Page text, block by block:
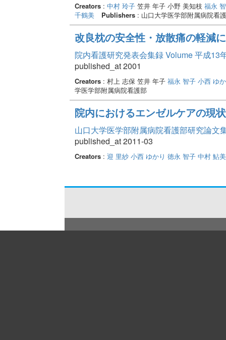
Creators: 中村 玲子笠井 年子 小野 美知枝 福永
千鶴美
Publishers: 山口大学医学部附属病院看
改良枕の安全性・放散痛の軽減
院内看護研究発表会集録 Volume 平成13
published_at 2001
Creators: 村上 志保 笠井 年子 福永 智子 小西 ゆ
学医学部附属病院看護部
院内におけるエンゼルケアの現状
山口大学医学部附属病院看護部研究論文
published_at 2011-03
Creators: 迎 里紗 小西 ゆかり 徳永 智子 中村 鮎美